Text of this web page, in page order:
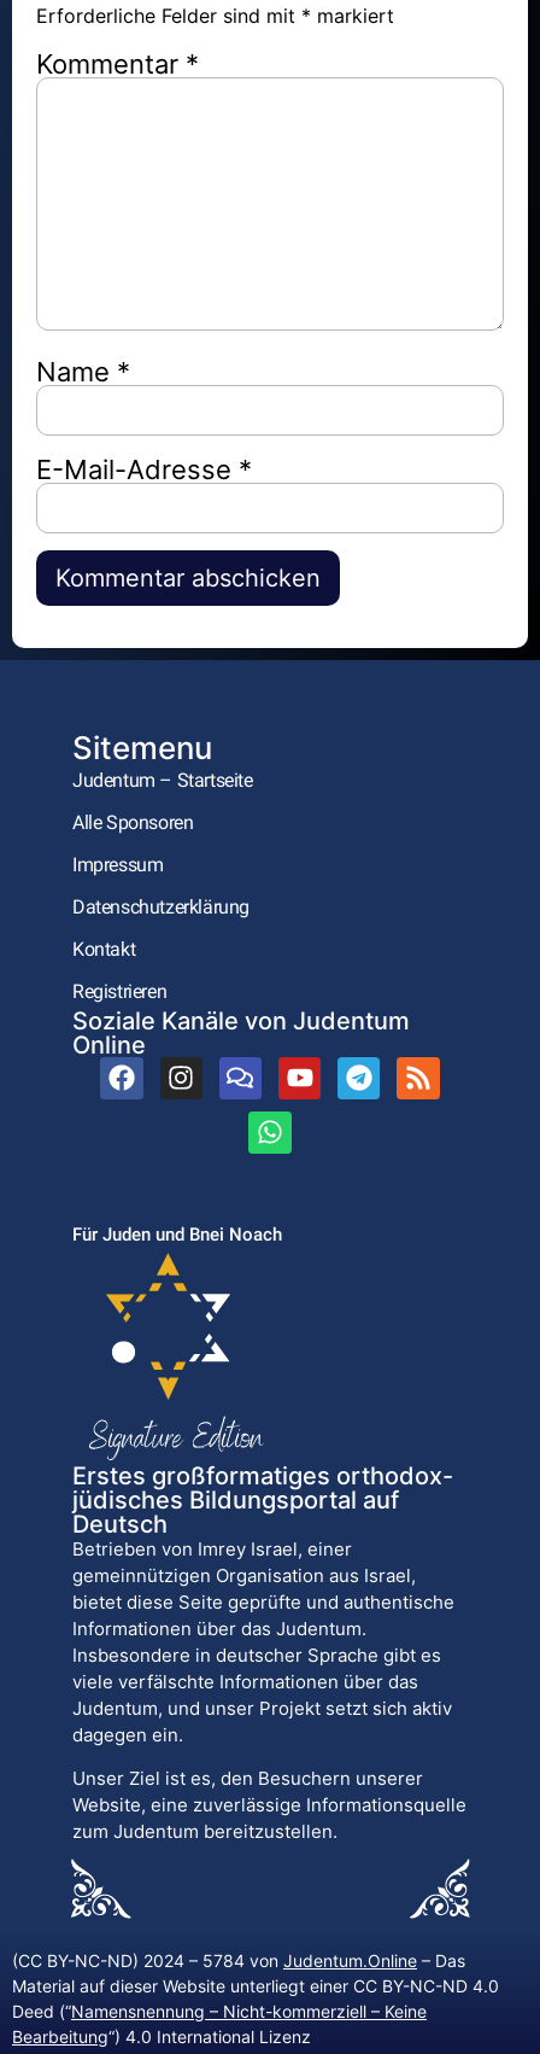
Erforderliche Felder sind mit * markiert
Kommentar *
Name *
E-Mail-Adresse *
Alternative:
Sitemenu
Judentum – Startseite
Alle Sponsoren
Impressum
Datenschutzerklärung
Kontakt
Registrieren
Soziale Kanäle von Judentum
Online
Für Juden und Bnei Noach
Erstes großformatiges orthodox-
jüdisches Bildungsportal auf
Deutsch
Betrieben von Imrey Israel, einer
gemeinnützigen Organisation aus Israel,
bietet diese Seite geprüfte und authentische
Informationen über das Judentum.
Insbesondere in deutscher Sprache gibt es
viele verfälschte Informationen über das
Judentum, und unser Projekt setzt sich aktiv
dagegen ein.
Unser Ziel ist es, den Besuchern unserer
Website, eine zuverlässige Informationsquelle
zum Judentum bereitzustellen.
(CC BY-NC-ND) 2024 – 5784 von Judentum.Online – Das
Material auf dieser Website unterliegt einer CC BY-NC-ND 4.0
Deed (“Namensnennung – Nicht-kommerziell – Keine
Bearbeitung“) 4.0 International Lizenz